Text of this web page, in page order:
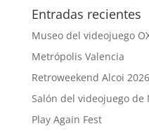
Entradas recientes
Museo del videojuego
Metrópolis Valencia
Retroweekend Alcoi 2026
Salón del videojuego de
Play Again Fest